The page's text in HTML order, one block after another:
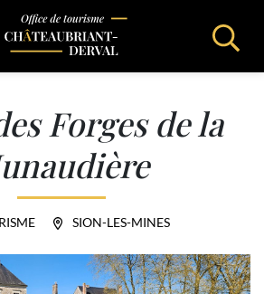
de Tourisme - Châteaubriant-
Chateaubriant
des Forges de la Hunaudière
Forges de la
SION-LES-MINES